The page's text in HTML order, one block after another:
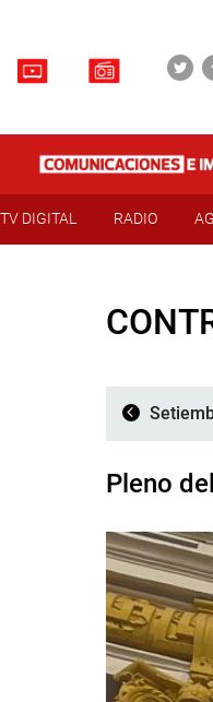
TV DIGITAL RADIO
Pleno